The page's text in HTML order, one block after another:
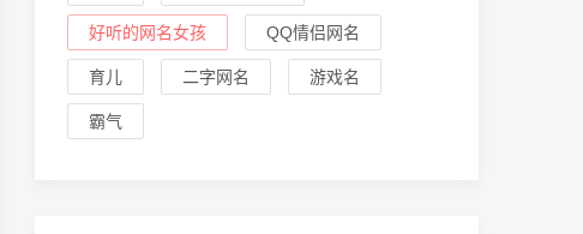
好听的网名女孩 QQ情侣网名
育儿 二字网名 游戏名
霸气